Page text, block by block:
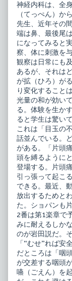
神経内科は、全
（てっぺん）か
先生、近年その
端は鼻、最後尾
になってみると
察、体に刺激を
観察は日常にも
あるが、それは
が拡（ひろ）が
り変化すること
光量の和が効い
る。体験を生か
ると学生は驚い
これは「目玉の
話並んでいる。
がある。「片頭
頭を縛るように
登場する。片頭
引っ張って起こ
できる。最近、
放出するためと
た。ショパンも
2番は第1楽章で
みに耐えるしか
のが岩田説だ。
「“むせ”れば安
だところは「咽
が交差する咽頭
嚥（ごえん）を